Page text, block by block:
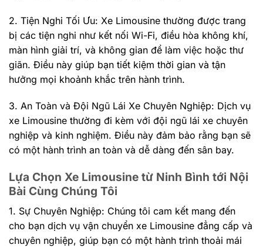
2. Tiện Nghi Tối Ưu: Xe Limousine thường được trang
bị các tiện nghi như kết nối Wi-Fi, điều hòa không khí,
màn hình giải trí, và không gian để làm việc hoặc thư
giãn. Điều này giúp bạn tiết kiệm thời gian và tận
hưởng mọi khoảnh khắc trên hành trình.
3. An Toàn và Đội Ngũ Lái Xe Chuyên Nghiệp: Dịch vụ
xe Limousine thường đi kèm với đội ngũ lái xe chuyên
nghiệp và kinh nghiệm. Điều này đảm bảo rằng bạn sẽ
có một hành trình an toàn và dễ dàng đến sân bay.
Lựa Chọn Xe Limousine từ Ninh Bình tới Nội
Bài Cùng Chúng Tôi
1. Sự Chuyên Nghiệp: Chúng tôi cam kết mang đến
cho bạn dịch vụ vận chuyển xe Limousine đẳng cấp và
chuyên nghiệp, giúp bạn có một hành trình thoải mái